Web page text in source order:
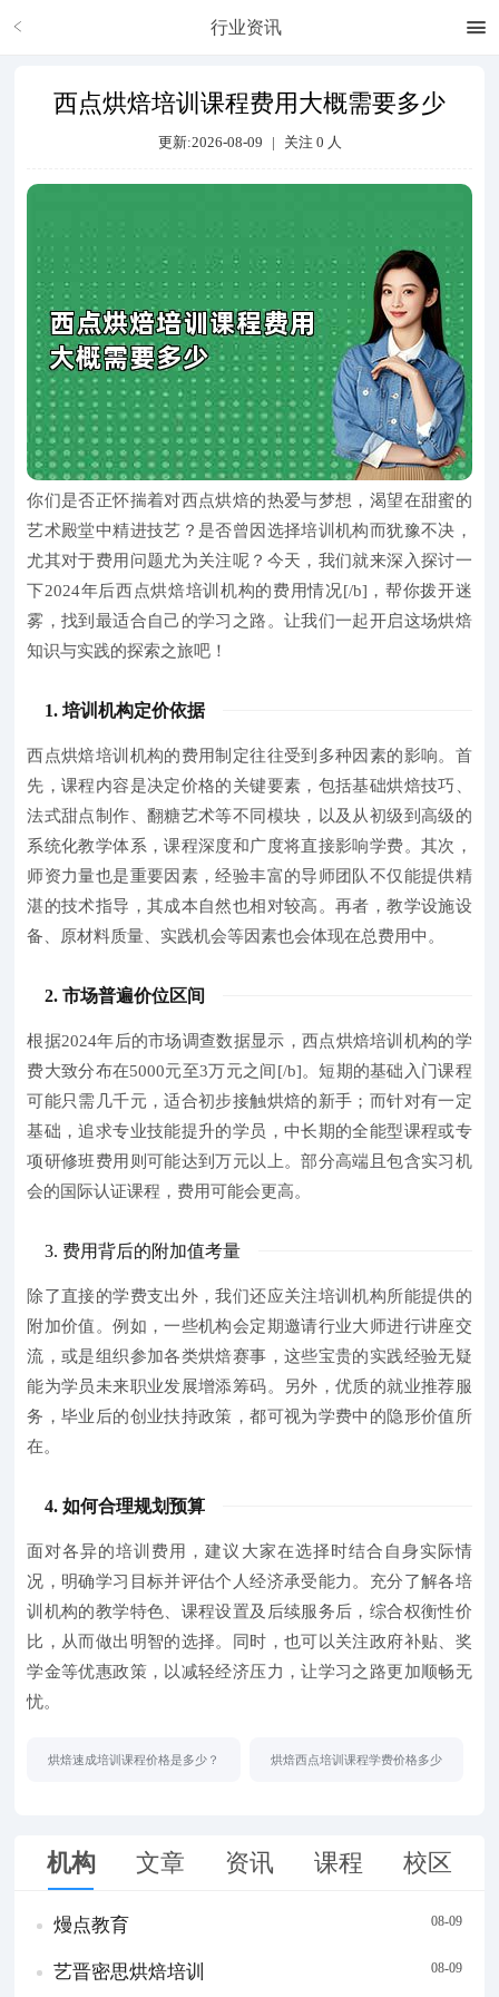
行业资讯
西点烘焙培训课程费用大概需要多少
更新:2026-08-09 | 关注 0 人
你们是否正怀揣着对西点烘焙的热爱与梦想，渴望在甜蜜的
艺术殿堂中精进技艺？是否曾因选择培训机构而犹豫不决，
尤其对于费用问题尤为关注呢？今天，我们就来深入探讨一
下2024年后西点烘焙培训机构的费用情况[/b]，帮你拨开迷
雾，找到最适合自己的学习之路。让我们一起开启这场烘焙
知识与实践的探索之旅吧！
1. 培训机构定价依据
西点烘焙培训机构的费用制定往往受到多种因素的影响。首
先，课程内容是决定价格的关键要素，包括基础烘焙技巧、
法式甜点制作、翻糖艺术等不同模块，以及从初级到高级的
系统化教学体系，课程深度和广度将直接影响学费。其次，
师资力量也是重要因素，经验丰富的导师团队不仅能提供精
湛的技术指导，其成本自然也相对较高。再者，教学设施设
备、原材料质量、实践机会等因素也会体现在总费用中。
2. 市场普遍价位区间
根据2024年后的市场调查数据显示， 西点烘焙培训机构的学
费大致分布在5000元至3万元之间[/b]。短期的基础入门课程
可能只需几千元，适合初步接触烘焙的新手；而针对有一定
基础，追求专业技能提升的学员，中长期的全能型课程或专
项研修班费用则可能达到万元以上。部分高端且包含实习机
会的国际认证课程，费用可能会更高。
3. 费用背后的附加值考量
除了直接的学费支出外，我们还应关注培训机构所能提供的
附加价值。例如，一些机构会定期邀请行业大师进行讲座交
流，或是组织参加各类烘焙赛事，这些宝贵的实践经验无疑
能为学员未来职业发展增添筹码。另外，优质的就业推荐服
务，毕业后的创业扶持政策，都可视为学费中的隐形价值所
在。
4. 如何合理规划预算
面对各异的培训费用，建议大家在选择时结合自身实际情
况，明确学习目标并评估个人经济承受能力。充分了解各培
训机构的教学特色、课程设置及后续服务后，综合权衡性价
比，从而做出明智的选择。同时，也可以关注政府补贴、奖
学金等优惠政策，以减轻经济压力，让学习之路更加顺畅无
忧。
烘焙速成培训课程价格是多少？ 烘焙西点培训课程学费价格多少
机构 文章 资讯 课程 校区
熳点教育 08-09
艺晋密思烘焙培训 08-09